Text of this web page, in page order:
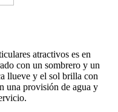
atractivos es en
con un sombrero y un
llueve y el sol brilla con
una provisión de agua y